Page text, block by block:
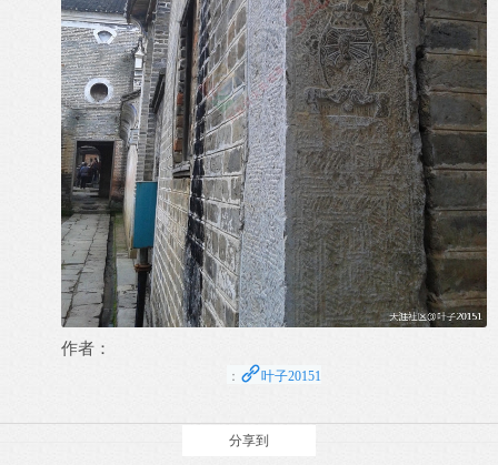
作者：
： 叶子20151
分享到